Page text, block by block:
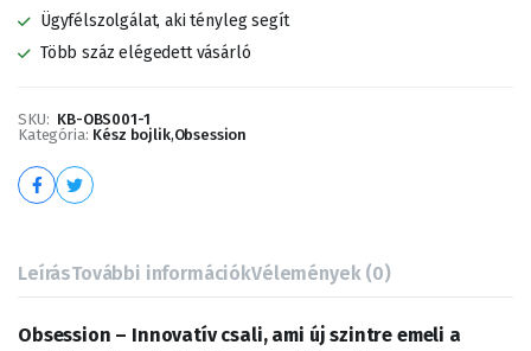
Ügyfélszolgálat, aki tényleg segít
Több száz elégedett vásárló
SKU: KB-OBS001-1
Kategória: Kész bojlik,Obsession
LeírásTovábbi információkVélemények (0)
Obsession – Innovatív csali, ami új szintre emeli a